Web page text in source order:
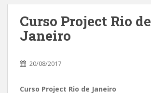
Curso Project Rio de
Janeiro
20/08/2017
Curso Project Rio de Janeiro